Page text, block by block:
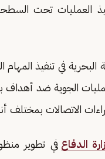
العمليات تحت
في تنفيذ
الجوية ضد أهداف
الاتصالات بمختلف
الدفاع في تطوير